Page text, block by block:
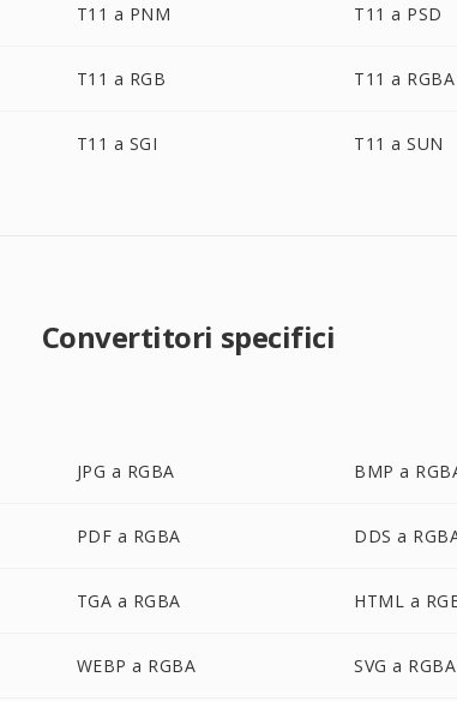
T11 a PNM T11 a PSD
T11 a RGB T11 a RGBA
T11 a SGI T11 a SUN
Convertitori specifici
JPG a RGBA BMP a
PDF a RGBA DDS a
TGA a RGBA HTML a
WEBP a RGBA SVG a RGBA